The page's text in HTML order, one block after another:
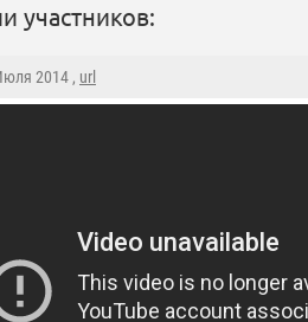
участников:
2014 , url